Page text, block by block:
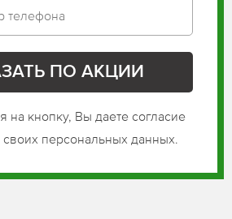
на кнопку, Вы даете согласие
своих персональных данных.